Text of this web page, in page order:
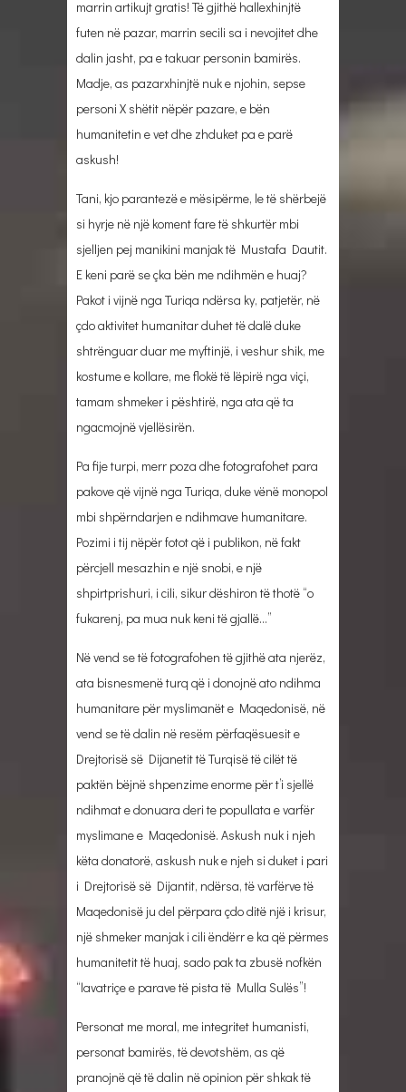
marrin artikujt gratis! Të gjithë hallexhinjtë
futen në pazar, marrin secili sa i nevojitet dhe
dalin jasht, pa e takuar personin bamirës.
Madje, as pazarxhinjtë nuk e njohin, sepse
personi X shëtit nëpër pazare, e bën
humanitetin e vet dhe zhduket pa e parë
askush!
Tani, kjo parantezë e mësipërme, le të shërbejë
si hyrje në një koment fare të shkurtër mbi
sjelljen pej manikini manjak të Mustafa Dautit.
E keni parë se çka bën me ndihmën e huaj?
Pakot i vijnë nga Turiqa ndërsa ky, patjetër, në
çdo aktivitet humanitar duhet të dalë duke
shtrënguar duar me myftinjë, i veshur shik, me
kostume e kollare, me flokë të lëpirë nga viçi,
tamam shmeker i pështirë, nga ata që ta
ngacmojnë vjellësirën.
Pa fije turpi, merr poza dhe fotografohet para
pakove që vijnë nga Turiqa, duke vënë monopol
mbi shpërndarjen e ndihmave humanitare.
Pozimi i tij nëpër fotot që i publikon, në fakt
përcjell mesazhin e një snobi, e një
shpirtprishuri, i cili, sikur dëshiron të thotë “o
fukarenj, pa mua nuk keni të gjallë…”
Në vend se të fotografohen të gjithë ata njerëz,
ata bisnesmenë turq që i donojnë ato ndihma
humanitare për myslimanët e Maqedonisë, në
vend se të dalin në resëm përfaqësuesit e
Drejtorisë së Dijanetit të Turqisë të cilët të
paktën bëjnë shpenzime enorme për t’i sjellë
ndihmat e donuara deri te popullata e varfër
myslimane e Maqedonisë. Askush nuk i njeh
këta donatorë, askush nuk e njeh si duket i pari
i Drejtorisë së Dijantit, ndërsa, të varfërve të
Maqedonisë ju del përpara çdo ditë një i krisur,
një shmeker manjak i cili ëndërr e ka që përmes
humanitetit të huaj, sado pak ta zbusë nofkën
“lavatriçe e parave të pista të Mulla Sulës”!
Personat me moral, me integritet humanisti,
personat bamirës, të devotshëm, as që
pranojnë që të dalin në opinion për shkak të